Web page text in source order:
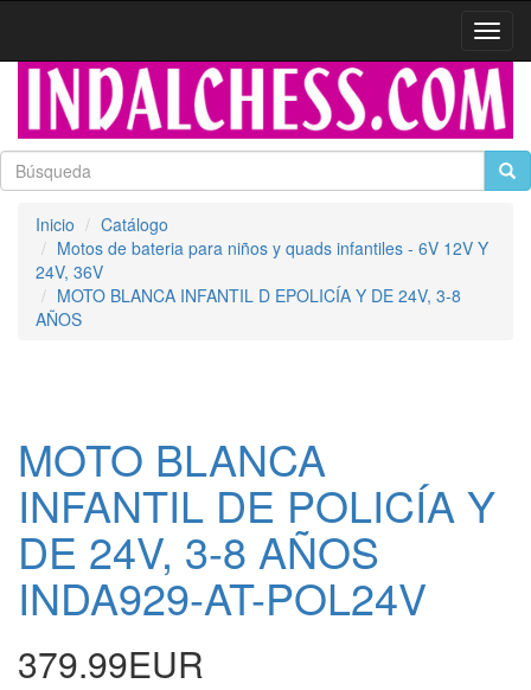
Inicio
Catálogo
Motos de bateria para niños y quads infantiles - 6V 12V Y
24V, 36V
MOTO BLANCA INFANTIL D EPOLICÍA Y DE 24V, 3-8
AÑOS
MOTO BLANCA
INFANTIL DE POLICÍA Y
DE 24V, 3-8 AÑOS
INDA929-AT-POL24V
379.99EUR